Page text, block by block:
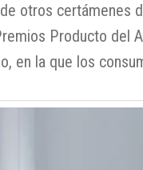
otros
Producto del
en la que los